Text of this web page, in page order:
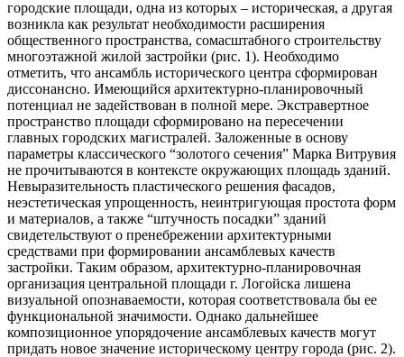
городские площади, одна из которых – историческая, а другая
возникла как результат необходимости расширения
общественного пространства, сомасштабного строительству
многоэтажной жилой застройки (рис. 1). Необходимо
отметить, что ансамбль исторического центра сформирован
диссонансно. Имеющийся архитектурно-планировочный
потенциал не задействован в полной мере. Экстравертное
пространство площади сформировано на пересечении
главных городских магистралей. Заложенные в основу
параметры классического “золотого сечения” Марка Витрувия
не прочитываются в контексте окружающих площадь зданий.
Невыразительность пластического решения фасадов,
неэстетическая упрощенность, неинтригующая простота форм
и материалов, а также “штучность посадки” зданий
свидетельствуют о пренебрежении архитектурными
средствами при формировании ансамблевых качеств
застройки. Таким образом, архитектурно-планировочная
организация центральной площади г. Логойска лишена
визуальной опознаваемости, которая соответствовала бы ее
функциональной значимости. Однако дальнейшее
композиционное упорядочение ансамблевых качеств могут
придать новое значение историческому центру города (рис. 2).